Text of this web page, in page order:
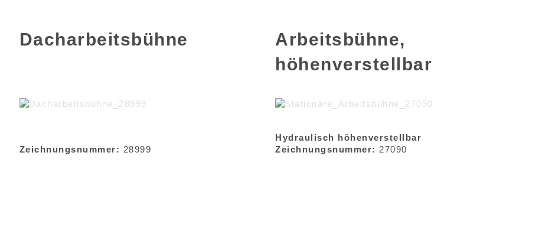
Dacharbeitsbühne
Zeichnungsnummer: 28999
Arbeitsbühne,
höhenverstellbar
Hydraulisch höhenverstellbar
Zeichnungsnummer: 27090